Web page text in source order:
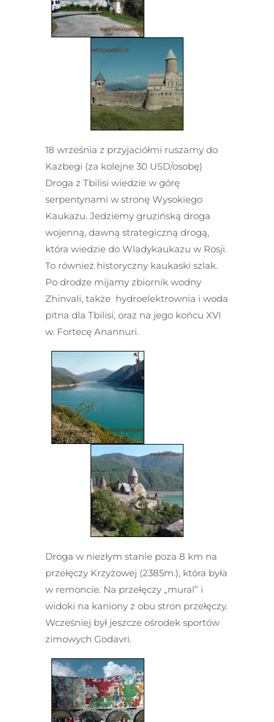
18 września z przyjaciółmi ruszamy do
Kazbegi (za kolejne 30 USD/osobę)
Droga z Tbilisi wiedzie w górę
serpentynami w stronę Wysokiego
Kaukazu. Jedziemy gruzińską droga
wojenną, dawną strategiczną drogą,
która wiedzie do Wladykaukazu w Rosji.
To również historyczny kaukaski szlak.
Po drodze mijamy zbiornik wodny
Zhinvali, także hydroelektrownia i woda
pitna dla Tbilisi, oraz na jego końcu XVI
w. Fortecę Anannuri.
Droga w niezłym stanie poza 8 km na
przełęczy Krzyżowej (2385m.), która była
w remoncie. Na przełęczy „mural” i
widoki na kaniony z obu stron przełęczy.
Wcześniej był jeszcze ośrodek sportów
zimowych Godavri.